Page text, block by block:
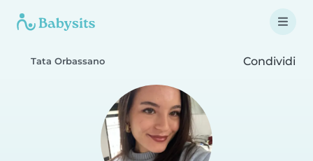
Tata Orbassano Condividi